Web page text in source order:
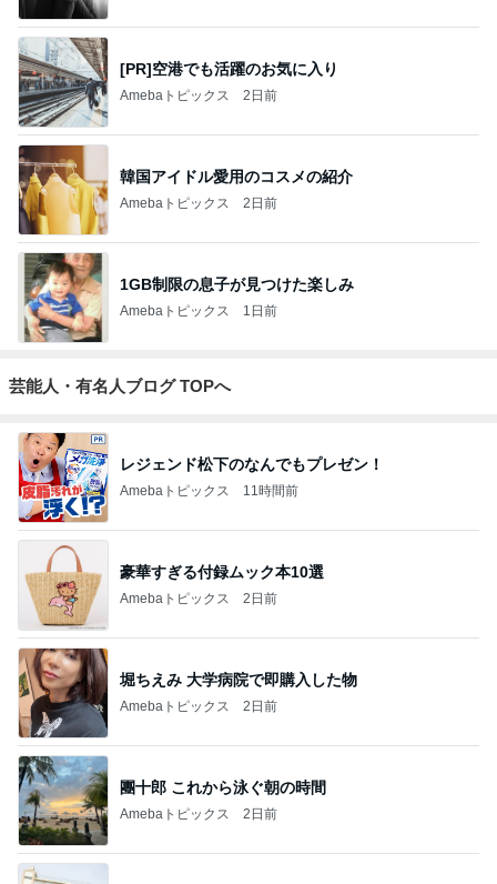
[PR]空港でも活躍のお気に入り
Amebaトピックス 2日前
韓国アイドル愛用のコスメの紹介
Amebaトピックス 2日前
1GB制限の息子が見つけた楽しみ
Amebaトピックス 1日前
芸能人・有名人ブログ TOPへ
レジェンド松下のなんでもプレゼン！
Amebaトピックス 11時間前
豪華すぎる付録ムック本10選
Amebaトピックス 2日前
堀ちえみ 大学病院で即購入した物
Amebaトピックス 2日前
團十郎 これから泳ぐ朝の時間
Amebaトピックス 2日前